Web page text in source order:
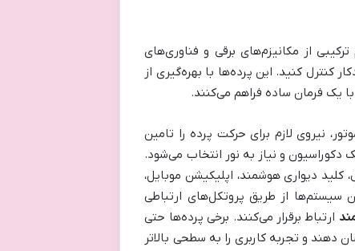
از مکانیزم‌های برقی و فناوری‌های
کنترل کنید. این پرده‌ها با بهره‌گیری از
یک فرمان ساده فراهم می‌کنند.
نیروی لازم برای حرکت پرده را تامین
دکوراسیون و نیاز به نور انتخاب می‌شود.
دیواری هوشمند، اپلیکیشن موبایل،
سیستم‌ها از طریق پروتکل‌های ارتباطی
ارتباط برقرار می‌کنند. برخی پرده‌ها حتی
و تجربه کاربری را به سطحی بالاتر